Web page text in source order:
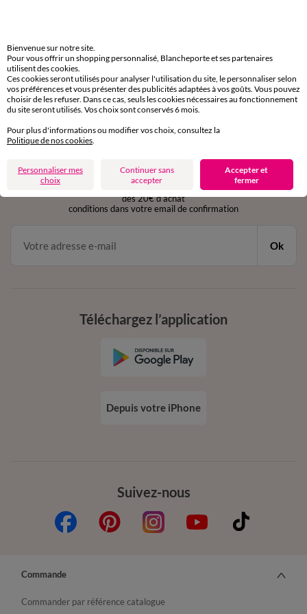
sous 30 jours avec Mondial Relay uniquement
Service clients
par chat et par téléphone
de 8h00 à 20h00 du lundi au samedi
en vous inscrivant à la newsletter
dès 20€ d’achat
conditions dans votre email de confirmation
Ok
Suivez-nous
Téléchargez l’application
Depuis votre iPhone
Commande
Commander par référence catalogue
Bienvenue sur notre site.
Pour vous offrir un shopping personnalisé, Blancheporte et ses partenaires
utilisent des cookies.
Ces cookies seront utilisés pour analyser l'utilisation du site, le personnaliser selon
vos préférences et vous présenter des publicités adaptées à vos goûts. Vous pouvez
choisir de les refuser. Dans ce cas, seuls les cookies nécessaires au fonctionnement
du site seront utilisés. Vos choix sont conservés 6 mois.
Pour plus d'informations ou modifier vos choix, consultez la
Politique de nos cookies.
Personnaliser mes
choix
Continuer sans
accepter
Accepter et
fermer